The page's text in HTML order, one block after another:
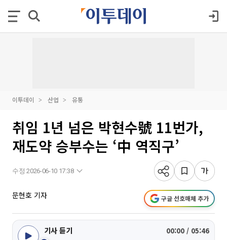
이투데이 산업 유통
취임 1년 넘은 박현수號 11번가,
재도약 승부수는 ‘中 역직구’
수정 2026-06-10 17:38
문현호 기자 구글 선호매체 추가
기사 듣기 00:00 / 05:46